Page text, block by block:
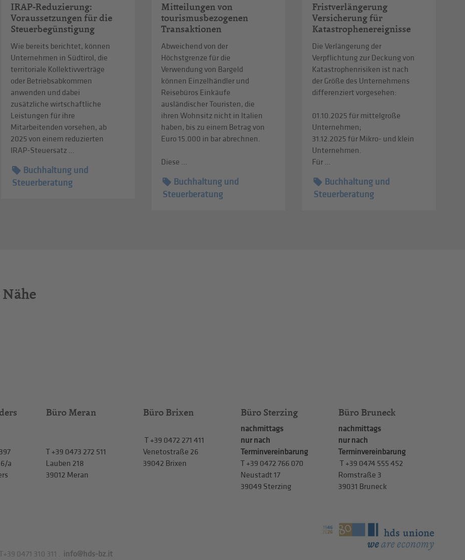
IRAP-Reduzierung:
Voraussetzungen für die
Steuerbegünstigung
Wie bereits berichtet, können
Unternehmen in Südtirol, die
territoriale Kollektivverträge
oder Betriebsabkommen
anwenden und dabei
zusätzliche wirtschaftliche
Leistungen für ihre
Mitarbeitenden vorsehen, ab
2025 von einem reduzierten
IRAP-Steuersatz ...
Buchhaltung und
Steuerberatung
Mitteilungen von
tourismusbezogenen
Transaktionen
Abweichend von der
Höchstgrenze für die
Verwendung von Bargeld
können Einzelhändler und
Reisebüros Einkäufe
ausländischer Touristen, die
ihren Wohnsitz nicht in Italien
haben, bis zu einem Betrag von
Euro 15.000 in bar abrechnen.
Diese ...
Buchhaltung und
Steuerberatung
Fristverlängerung
Versicherung für
Katastrophenereignisse
Die Verlängerung der
Verpflichtung zur Deckung von
Katastrophenrisiken ist nach
der Größe des Unternehmens
differenziert vorgesehen:
01.10.2025 für mittelgroße
Unternehmen;
31.12.2025 für Mikro- und klein
Unternehmen.
Für ...
Buchhaltung und
Steuerberatung
a
Büro Meran
T+39 0473 272 511
Lauben 218
39012 Meran
Büro Brixen
T +39 0472 271 411
Venetostraße 26
39042 Brixen
Büro Sterzing
nachmittags
nur nach
Terminvereinbarung
T +39 0472 766 070
Neustadt 17
39049 Sterzing
Büro Bruneck
nachmittags
nur nach
Terminvereinbarung
T +39 0474 555 452
Romstraße 3
39031 Bruneck
T+39 0471 310 311 info@hds-bz.it